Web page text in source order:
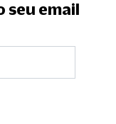
seu email